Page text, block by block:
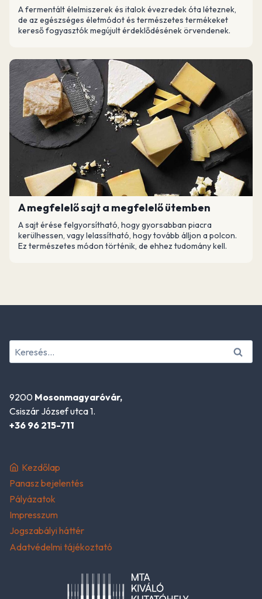
A fermentált élelmiszerek és italok évezredek óta léteznek,
de az egészséges életmódot és természetes termékeket
kereső fogyasztók megújult érdeklődésének örvendenek.
A megfelelő sajt a megfelelő ütemben
A sajt érése felgyorsítható, hogy gyorsabban piacra
kerülhessen, vagy lelassítható, hogy tovább álljon a polcon.
Ez természetes módon történik, de ehhez tudomány kell.
Keresés:
9200 Mosonmagyaróvár,
Csiszár József utca 1.
+36 96 215-711
Kezdőlap
Panasz bejelentés
Pályázatok
Impresszum
Jogszabályi háttér
Adatvédelmi tájékoztató